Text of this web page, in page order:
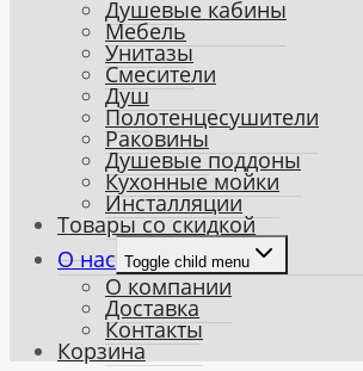
Душевые кабины
Мебель
Унитазы
Смесители
Душ
Полотенцесушители
Раковины
Душевые поддоны
Кухонные мойки
Инсталляции
Товары со скидкой
О нас Toggle child menu
О компании
Доставка
Контакты
Корзина